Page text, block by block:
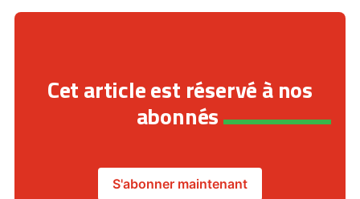
Cet article est réservé à nos
abonnés
S'abonner maintenant